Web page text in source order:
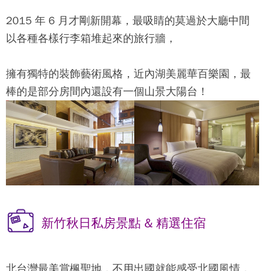
2015 年 6 月才剛新開幕，最吸睛的莫過於大廳中間
以各種各樣行李箱堆起來的旅行牆，
擁有獨特的裝飾藝術風格，近內湖美麗華百樂園，最
棒的是部分房間內還設有一個山景大陽台！
新竹秋日私房景點 & 精選住宿